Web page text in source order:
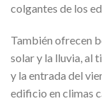
colgantes de los
También ofrecen
solar y la lluvia, al
y la entrada del
edificio en climas